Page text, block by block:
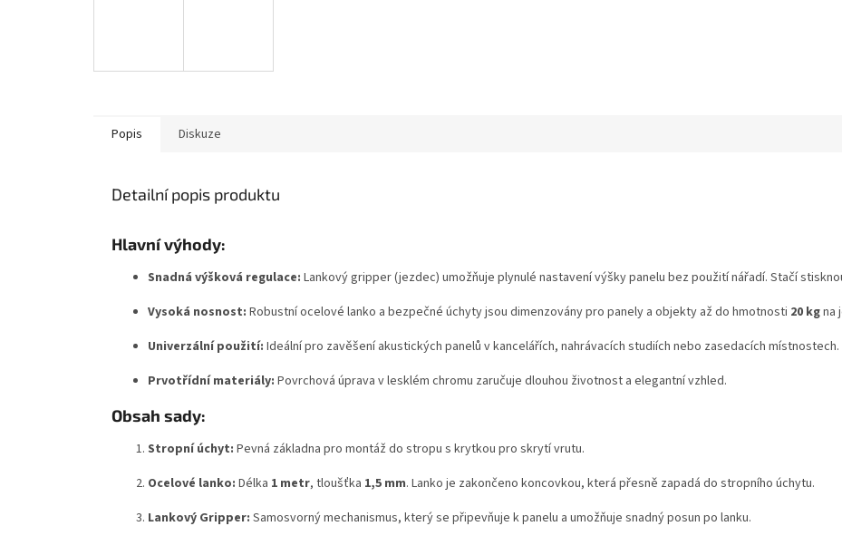
Popis Diskuze
Detailní popis produktu
Hlavní výhody:
Snadná výšková regulace: Lankový gripper (jezdec) umožňuje plynulé nastavení výšky panelu bez použití nářadí. Stačí
Vysoká nosnost: Robustní ocelové lanko a bezpečné úchyty jsou dimenzovány pro panely a objekty až do hmotnosti 20 kgna
Univerzální použití: Ideální pro zavěšení akustických panelů v kancelářích, nahrávacích studiích nebo zasedacích místnostech.
Prvotřídní materiály: Povrchová úprava v lesklém chromu zaručuje dlouhou životnost a elegantní vzhled.
Obsah sady:
Stropní úchyt: Pevná základna pro montáž do stropu s krytkou pro skrytí vrutu.
Ocelové lanko: Délka 1 metr, tloušťka 1,5 mm. Lanko je zakončeno koncovkou, která přesně zapadá do stropního úchytu.
Lankový Gripper: Samosvorný mechanismus, který se připevňuje k panelu a umožňuje snadný posun po lanku.